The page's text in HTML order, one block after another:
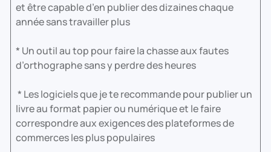
et être capable d’en publier des dizaines chaque
année sans travailler plus
* Un outil au top pour faire la chasse aux fautes
d’orthographe sans y perdre des heures
* Les logiciels que je te recommande pour publier un
livre au format papier ou numérique et le faire
correspondre aux exigences des plateformes de
commerces les plus populaires